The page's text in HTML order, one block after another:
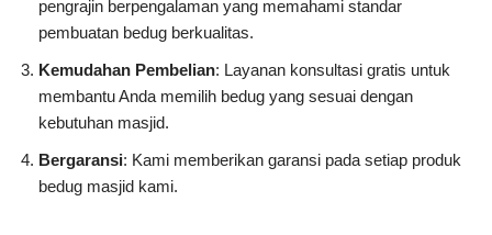
pengrajin berpengalaman yang memahami standar
pembuatan bedug berkualitas.
Kemudahan Pembelian: Layanan konsultasi gratis untuk
membantu Anda memilih bedug yang sesuai dengan
kebutuhan masjid.
Bergaransi: Kami memberikan garansi pada setiap produk
bedug masjid kami.